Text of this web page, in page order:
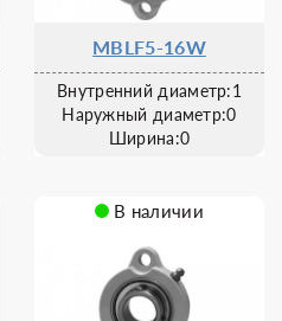
MBLF5-16W
Внутренний диаметр:1
Наружный диаметр:0
Ширина:0
В наличии